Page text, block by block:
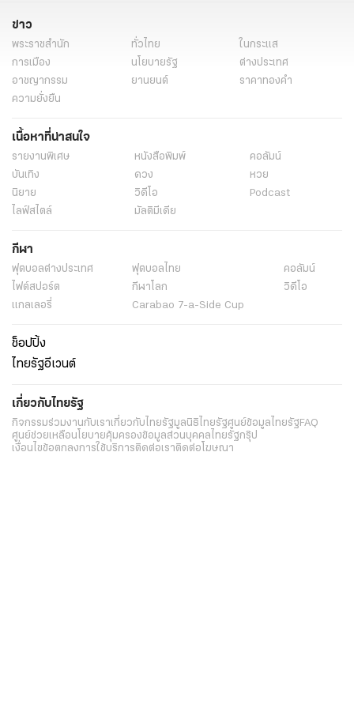
ข่าว
พระราชสำนัก ทั่วไทย
ในกระแส
การเมือง
นโยบายรัฐ
ต่างประเทศ
อาชญากรรม
ยานยนต์
ราคาทองคำ
ความยั่งยืน
เนื้อหาที่น่าสนใจ
รายงานพิเศษ หนังสือพิมพ์
คอลัมน์
บันเทิง
ดวง
หวย
นิยาย
วิดีโอ
Podcast
ไลฟ์สไตล์
มัลติมีเดีย
กีฬา
ฟุตบอลต่่างประเทศ ฟุตบอลไทย
คอลัมน์
ไฟต์สปอร์ต
กีฬาโลก
วิดีโอ
แกลเลอรี่
Carabao 7-a-Side Cup
ช็อปปิ้ง
ไทยรัฐอีเวนต์
เกี่ยวกับไทยรัฐ
กิจกรรมร่วมงานกับเราเกี่ยวกับไทยรัฐมูลนิธิไทยรัฐศูนย์ข้อมูลไทยรัฐFAQ
ศูนย์ช่วยเหลือนโยบายคุ้มครองข้อมูลส่วนบุคคลไทยรัฐกรุ๊ป
เงื่อนไขข้อตกลงการใช้บริการติดต่อเราติดต่อโฆษณา